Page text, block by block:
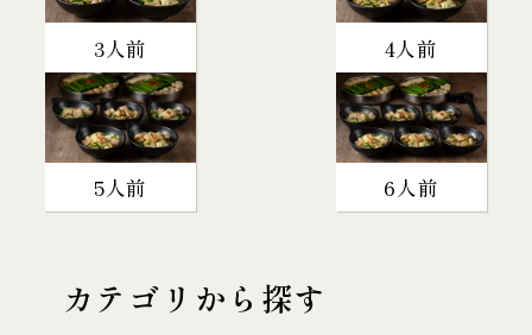
3人前 4人前
5人前 6人前
カテゴリから探す